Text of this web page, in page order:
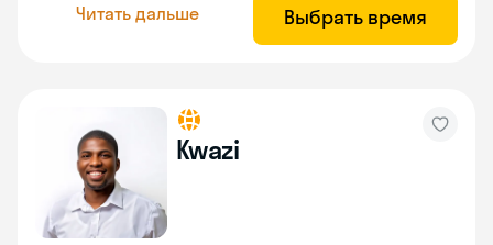
Читать дальше Выбрать время
Kwazi